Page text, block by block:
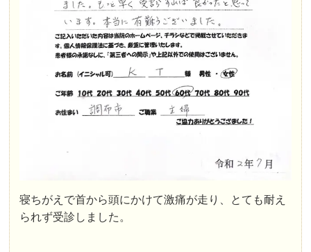
寝ちがえで首から頭にかけて激痛が走り、とても耐え
られず受診しました。